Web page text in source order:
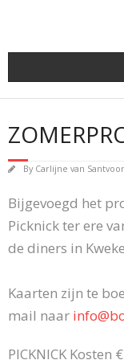
Bakhuys Buiten,
Reserveren &
Contact
By Carlijne van
Bijgevoegd het
Picknick ter ere
de diners in
Kaarten zijn te
mail naar
PICKNICK Kosten